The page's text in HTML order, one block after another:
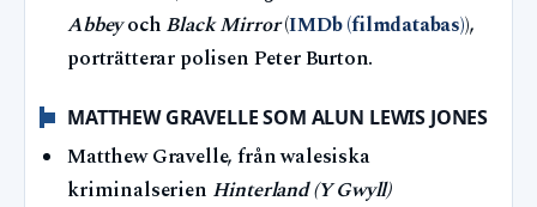
Abbeyoch Black Mirror(IMDb (filmdatabas)),
porträtterar polisen Peter Burton.
MATTHEW GRAVELLE SOM ALUN LEWIS JONES
Matthew Gravelle, från walesiska
kriminalserien Hinterland (Y Gwyll)